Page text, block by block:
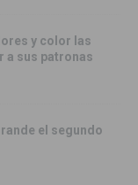
y color las
a sus patronas
el segundo